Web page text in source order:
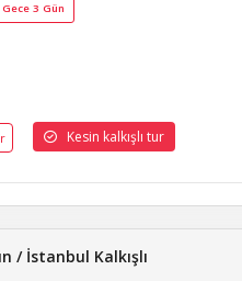
Gece 3 Gün
Kesin kalkışlı tur
/ İstanbul Kalkışlı